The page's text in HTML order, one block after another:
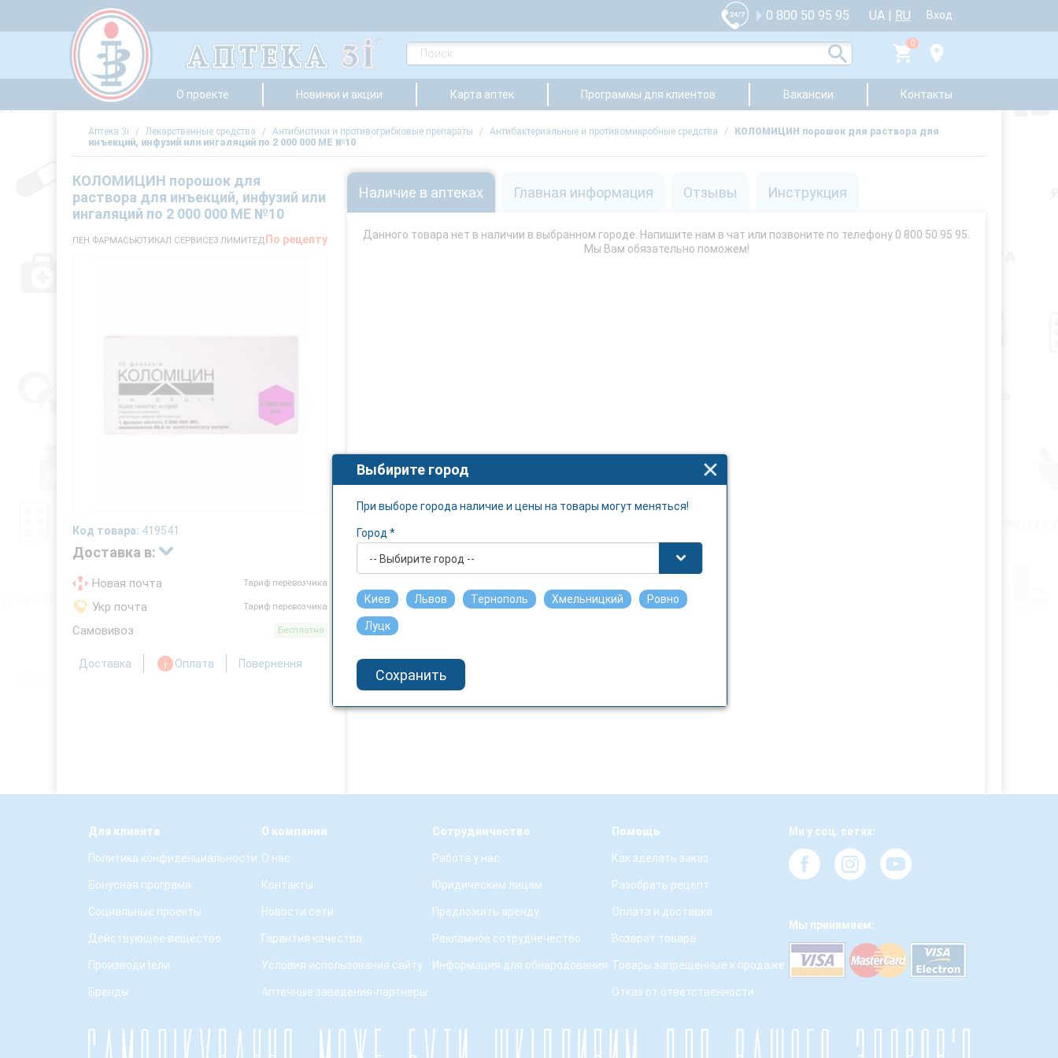
0 800 50 95 95 UA | RU Вход
0
О проекте Новинки и акции Карта аптек Программы для клиентов Вакансии Контакты
Аптека 3i / Лекарственные средства / Антибиотики и противогрибковые препараты / Антибактериальные и противомикробные средства /
КОЛОМИЦИН порошок для раствора для
инъекций, инфузий или ингаляций по 2 000 000 МЕ №10
КОЛОМИЦИН порошок для
раствора для инъекций, инфузий или
ингаляций по 2 000 000 МЕ №10
По рецепту
ПЕН ФАРМАСЬЮТИКАЛ СЕРВИСЕЗ ЛИМИТЕД
Код товара: 419541
Доставка в:
Новая почта Тариф перевозчика
Укр почта Тариф перевозчика
Самовивоз Бесплатно
Доставка Оплата Повернення
Наличие в аптеках Главная информация Отзывы Инструкция
Данного товара нет в наличии в выбранном городе. Напишите нам в чат или позвоните по телефону 0 800 50 95 95.
Мы Вам обязательно поможем!
Для клиента
Политика конфиденциальности
Бонусная програма
Социальные проекты
Действующее вещество
Производители
Бренды
О компании
О нас
Контакты
Новости сети
Гарантия качества
Условия использования сайту
Аптечные заведения-партнеры
Сотрудничество
Работа у нас
Юридическим лицам
Предложить аренду
Рекламное сотруднечество
Информация для обнародования
Помощь
Как зделать заказ
Разобрать рецепт
Оплата и доставка
Возврат товара
Товары запрещенные к продаже
Отказ от ответственности
Ми у соц. сетях:
Мы принимаем:
Выбирите город
При выборе города наличие и цены на товары могут меняться!
Город *
-- Выбирите город --
Киев Львов Тернополь Хмельницкий Ровно
Луцк
Сохранить